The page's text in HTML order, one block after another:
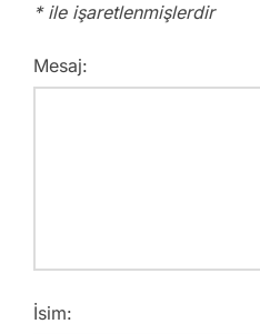
*ile işaretlenmişlerdir
Mesaj:
İsim: